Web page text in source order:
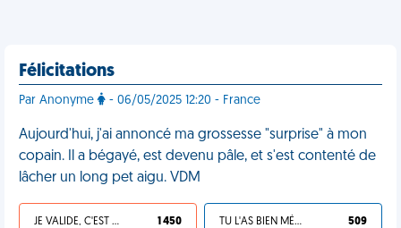
Félicitations
Par Anonyme - 06/05/2025 12:20 - France
Aujourd'hui, j'ai annoncé ma grossesse "surprise" à mon
copain. Il a bégayé, est devenu pâle, et s'est contenté de
lâcher un long pet aigu. VDM
JE VALIDE, C'EST UNE VDM 1 450 TU L'AS BIEN MÉRITÉ 509